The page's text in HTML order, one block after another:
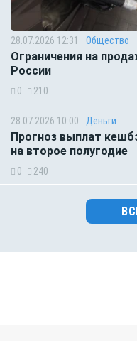
28.07.2026 12:31 Общество
Ограничения на
России
0 210
28.07.2026 10:00 Деньги
Прогноз выплат
на второе полугодие
0 240